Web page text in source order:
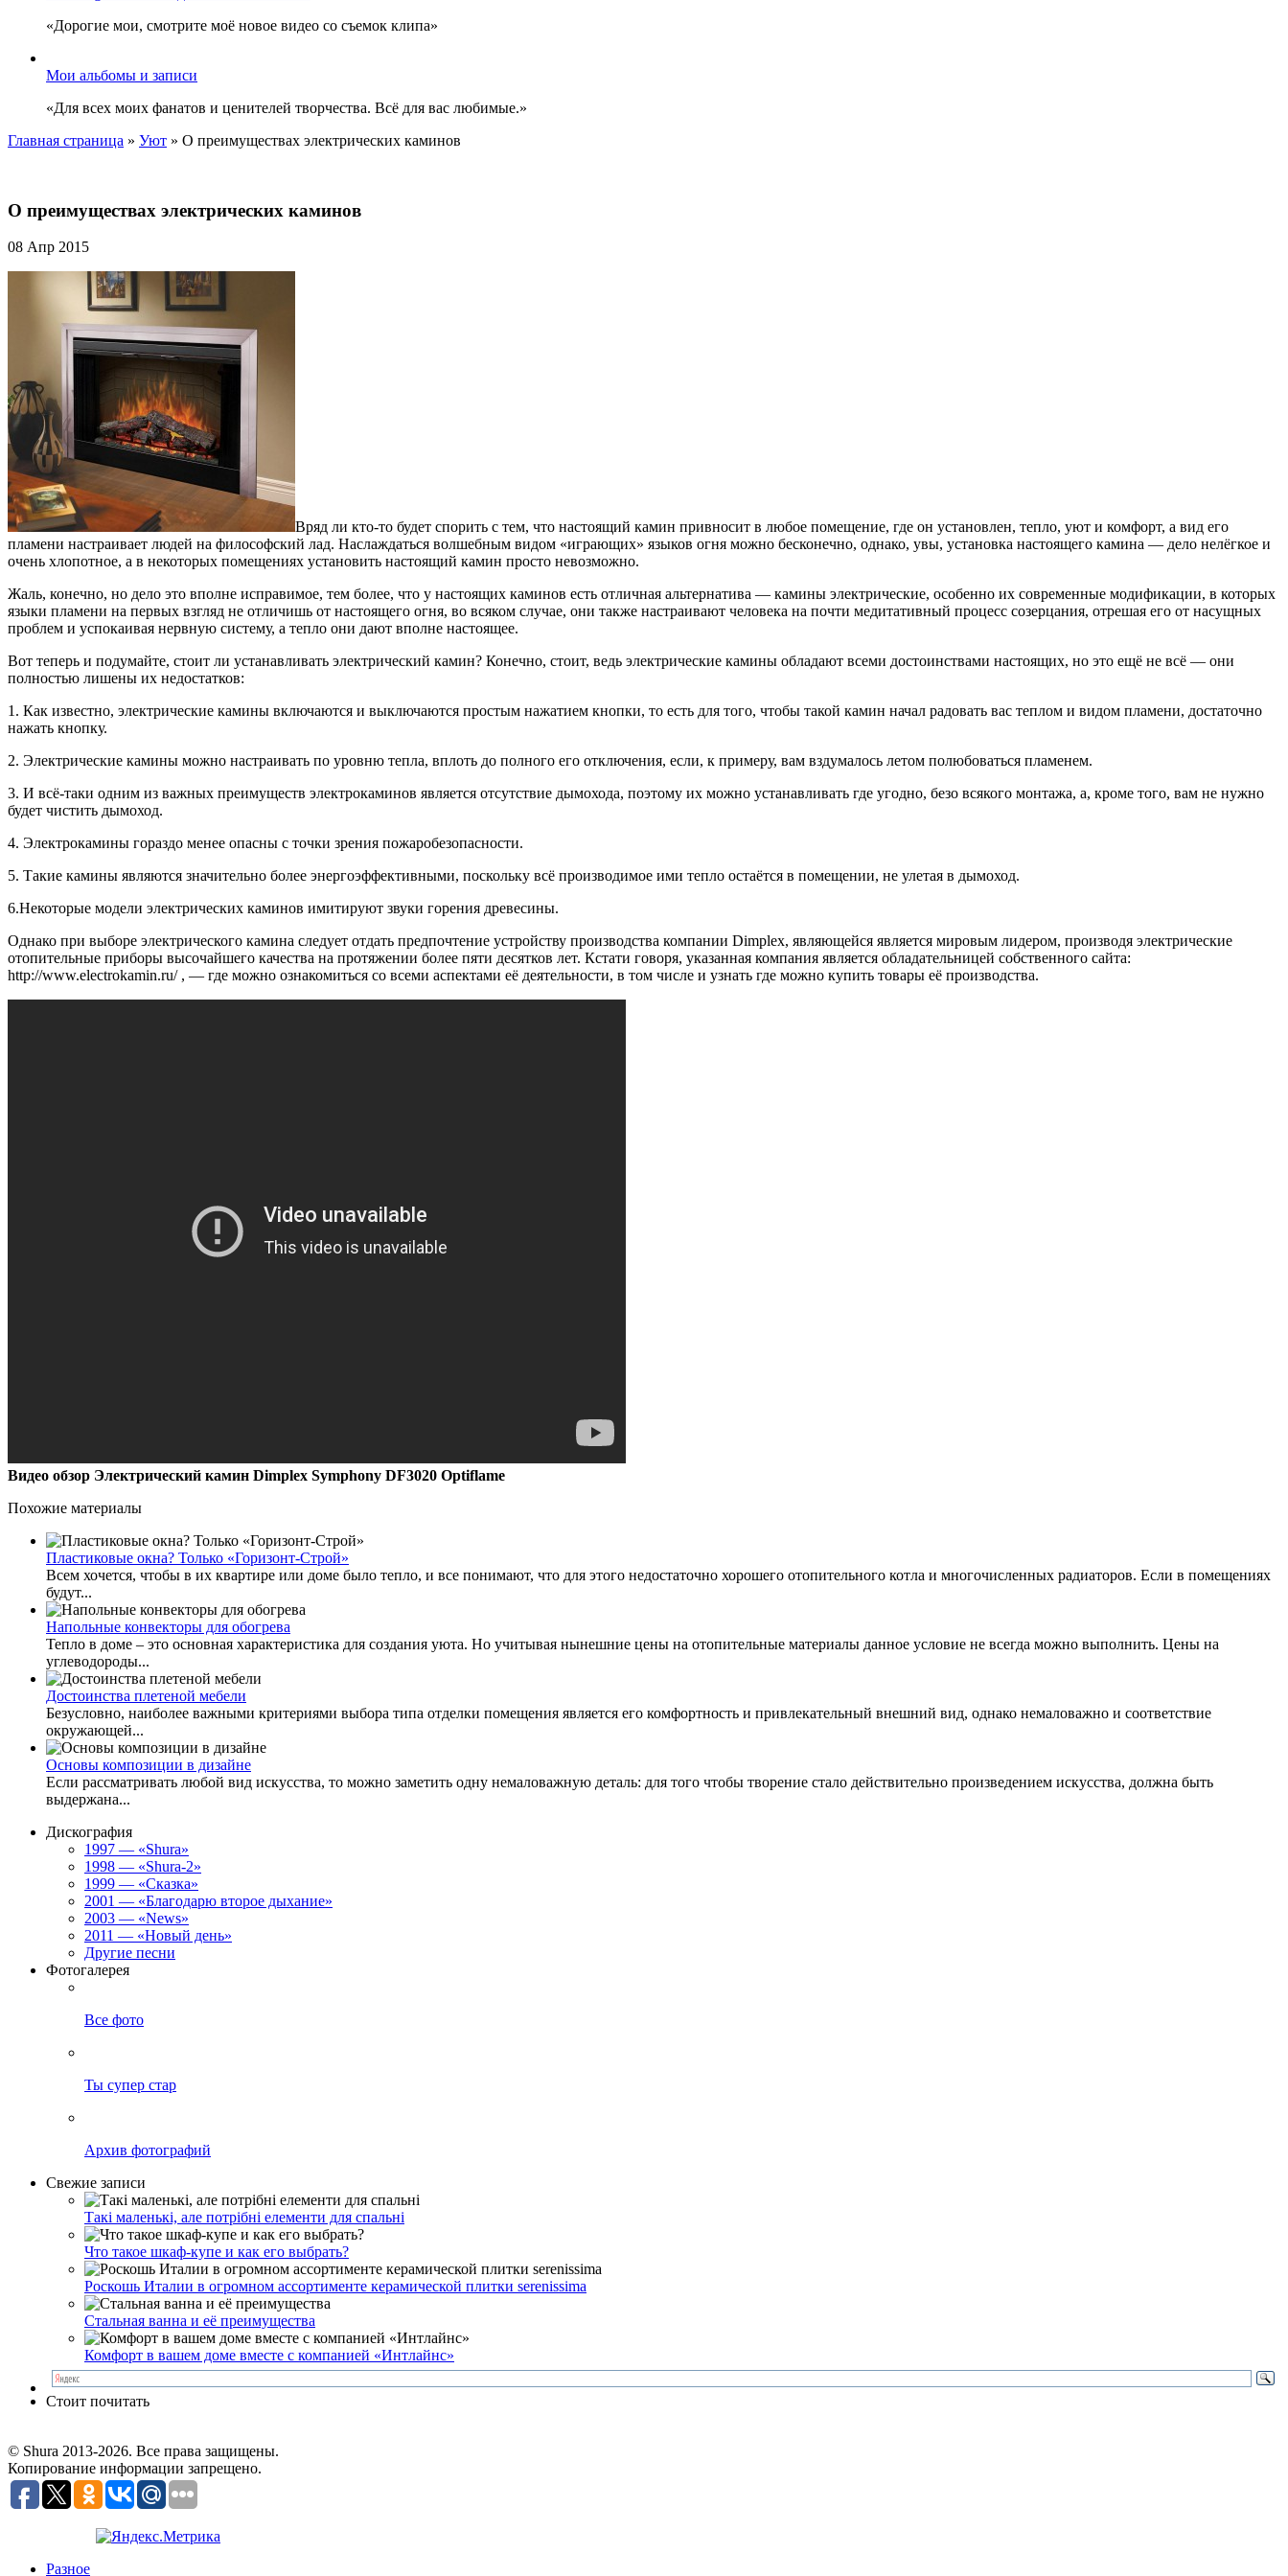
«Дорогие мои, смотрите моё новое видео со съемок клипа»
Мои альбомы и записи
«Для всех моих фанатов и ценителей творчества. Всё для вас любимые.»
Главная страница » Уют » О преимуществах электрических каминов
О преимуществах электрических каминов
08 Апр 2015
Вряд ли кто-то будет спорить с тем, что настоящий камин привносит в любое помещение, где он установлен, тепло, уют и комфорт, а вид его
пламени настраивает людей на философский лад. Наслаждаться волшебным видом «играющих» языков огня можно бесконечно, однако, увы, установка настоящего камина — дело нелёгкое и
очень хлопотное, а в некоторых помещениях установить настоящий камин просто невозможно.
Жаль, конечно, но дело это вполне исправимое, тем более, что у настоящих каминов есть отличная альтернатива — камины электрические, особенно их современные модификации, в которых
языки пламени на первых взгляд не отличишь от настоящего огня, во всяком случае, они также настраивают человека на почти медитативный процесс созерцания, отрешая его от насущных
проблем и успокаивая нервную систему, а тепло они дают вполне настоящее.
Вот теперь и подумайте, стоит ли устанавливать электрический камин? Конечно, стоит, ведь электрические камины обладают всеми достоинствами настоящих, но это ещё не всё — они
полностью лишены их недостатков:
1. Как известно, электрические камины включаются и выключаются простым нажатием кнопки, то есть для того, чтобы такой камин начал радовать вас теплом и видом пламени, достаточно
нажать кнопку.
2. Электрические камины можно настраивать по уровню тепла, вплоть до полного его отключения, если, к примеру, вам вздумалось летом полюбоваться пламенем.
3. И всё-таки одним из важных преимуществ электрокаминов является отсутствие дымохода, поэтому их можно устанавливать где угодно, безо всякого монтажа, а, кроме того, вам не нужно
будет чистить дымоход.
4. Электрокамины гораздо менее опасны с точки зрения пожаробезопасности.
5. Такие камины являются значительно более энергоэффективными, поскольку всё производимое ими тепло остаётся в помещении, не улетая в дымоход.
6.Некоторые модели электрических каминов имитируют звуки горения древесины.
Однако при выборе электрического камина следует отдать предпочтение устройству производства компании Dimplex, являющейся является мировым лидером, производя электрические
отопительные приборы высочайшего качества на протяжении более пяти десятков лет. Кстати говоря, указанная компания является обладательницей собственного сайта:
http://www.electrokamin.ru/ , — где можно ознакомиться со всеми аспектами её деятельности, в том числе и узнать где можно купить товары её производства.
Видео обзор Электрический камин Dimplex Symphony DF3020 Optiflame
Похожие материалы
Пластиковые окна? Только «Горизонт-Строй»
Всем хочется, чтобы в их квартире или доме было тепло, и все понимают, что для этого недостаточно хорошего отопительного котла и многочисленных радиаторов. Если в помещениях
будут...
Напольные конвекторы для обогрева
Тепло в доме – это основная характеристика для создания уюта. Но учитывая нынешние цены на отопительные материалы данное условие не всегда можно выполнить. Цены на
углеводороды...
Достоинства плетеной мебели
Безусловно, наиболее важными критериями выбора типа отделки помещения является его комфортность и привлекательный внешний вид, однако немаловажно и соответствие
окружающей...
Основы композиции в дизайне
Если рассматривать любой вид искусства, то можно заметить одну немаловажную деталь: для того чтобы творение стало действительно произведением искусства, должна быть
выдержана...
Дискография
1997 — «Shura»
1998 — «Shura-2»
1999 — «Сказка»
2001 — «Благодарю второе дыхание»
2003 — «News»
2011 — «Новый день»
Другие песни
Фотогалерея
Все фото
Ты супер стар
Архив фотографий
Свежие записи
Такі маленькі, але потрібні елементи для спальні
Что такое шкаф-купе и как его выбрать?
Роскошь Италии в огромном ассортименте керамической плитки serenissima
Стальная ванна и её преимущества
Комфорт в вашем доме вместе с компанией «Интлайнс»
Стоит почитать
© Shura 2013-2026. Все права защищены.
Копирование информации запрещено.
Разное